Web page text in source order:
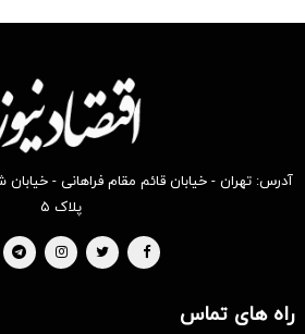
آدرس: تهران - خیابان قائم مقام فراهانی -
پلاک ۵
راه های تماس